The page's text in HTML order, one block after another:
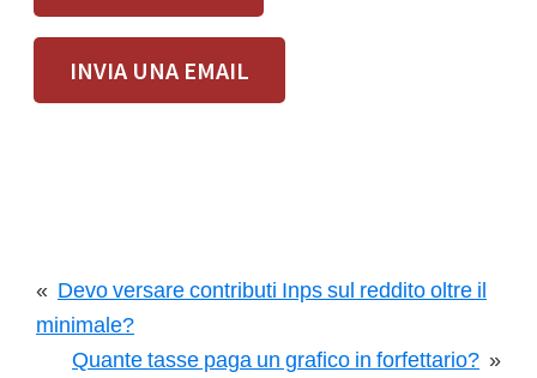
INVIA UNA EMAIL
« Devo versare contributi Inps sul reddito oltre il
minimale?
Quante tasse paga un grafico in forfettario? »